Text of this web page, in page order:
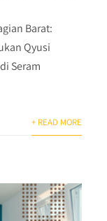
Barat:
Qyusi
Seram
+ READ MORE